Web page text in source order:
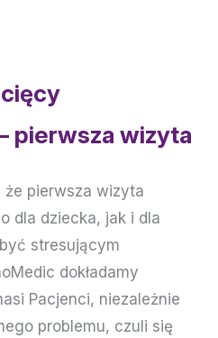
pierwsza wizyta
że pierwsza wizyta
dla dziecka, jak i dla
stresującym
dokładamy
Pacjenci, niezależnie
problemu, czuli się